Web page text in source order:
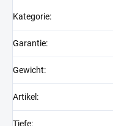
Kategorie:
Garantie:
Gewicht:
Artikel :
Tiefe: